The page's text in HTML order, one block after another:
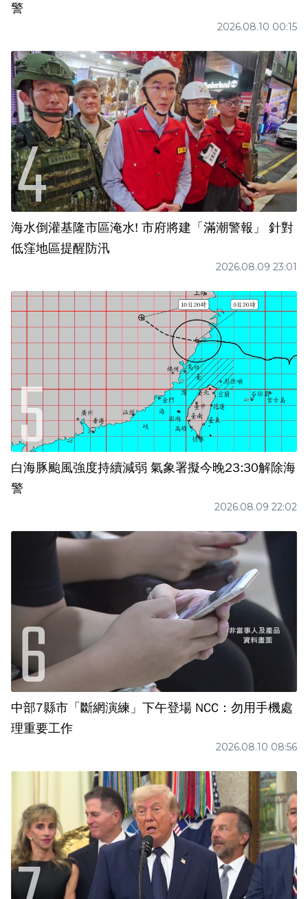
警
2026.08.10 00:15
海水倒灌基隆市區淹水! 市府將建「滿潮警報」 針對
低窪地區提醒防汛
2026.08.09 23:01
白海豚颱風強度持續減弱 氣象署擬今晚23:30解除海
警
2026.08.09 22:02
中部7縣市「斷網演練」下午登場 NCC：勿用手機處
理重要工作
2026.08.10 08:56